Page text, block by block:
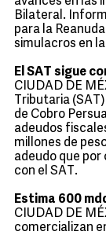
Bilateral.
para la
simulacros en
El SAT sigue
CIUDAD DE
Tributaria
de Cobro
adeudos
millones de
adeudo que
con el SAT.
Estima 600
CIUDAD DE
comercializan